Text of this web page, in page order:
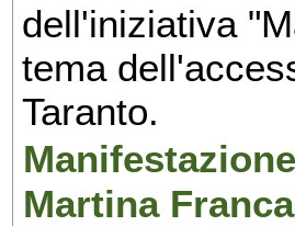
dell'iniziativa
tema
Taranto.
Martina